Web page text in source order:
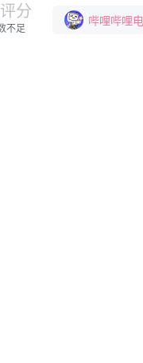
杰拉德·唐尼 埃迪·J.费尔南
迪索·拉莫斯 凯伦·特利哈
分
不足
哔哩哔哩